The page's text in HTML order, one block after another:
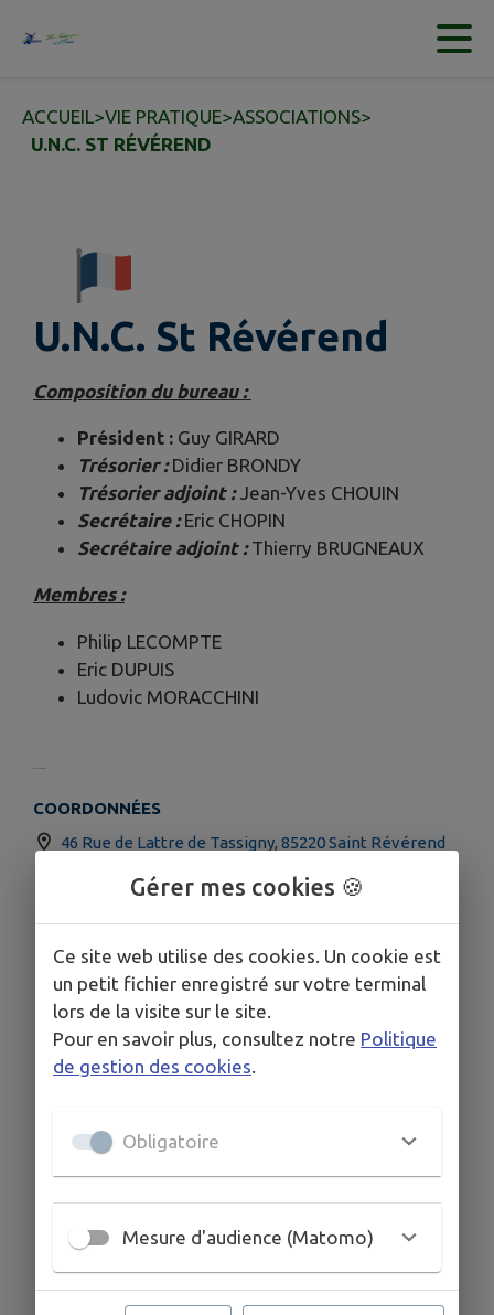
Contenu
ACCUEIL>VIE PRATIQUE>ASSOCIATIONS>
U.N.C. ST RÉVÉREND
U.N.C. St Révérend
Composition du bureau :
Président : Guy GIRARD
Trésorier :Didier BRONDY
Trésorier adjoint :Jean-Yves CHOUIN
Secrétaire :Eric CHOPIN
Secrétaire adjoint :Thierry BRUGNEAUX
Membres :
Philip LECOMPTE
Eric DUPUIS
Ludovic MORACCHINI
COORDONNÉES
46 Rue de Lattre de Tassigny, 85220 Saint Révérend
0675378091Gérer mes cookies 🍪
Ce site web utilise des cookies. Un cookie est
un petit fichier enregistré sur votre terminal
lors de la visite sur le site.
Pour en savoir plus, consultez notre Politique
de gestion des cookies
Obligatoire
Mesure d'audience (Matomo)